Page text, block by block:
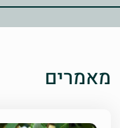
מאמרים